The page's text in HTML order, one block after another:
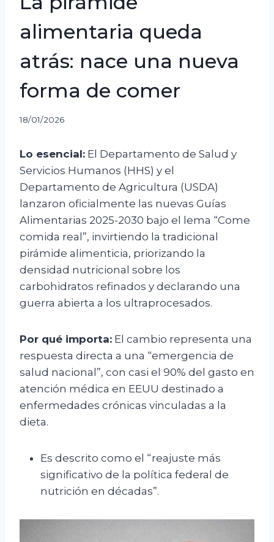
alimentaria queda
atrás: nace una nueva
forma de comer
18/01/2026
Lo esencial: El Departamento de Salud y
Servicios Humanos (HHS) y el
Departamento de Agricultura (USDA)
lanzaron oficialmente las nuevas Guías
Alimentarias 2025-2030 bajo el lema “Come
comida real”, invirtiendo la tradicional
pirámide alimenticia, priorizando la
densidad nutricional sobre los
carbohidratos refinados y declarando una
guerra abierta a los ultraprocesados.
Por qué importa: El cambio representa una
respuesta directa a una “emergencia de
salud nacional”, con casi el 90% del gasto en
atención médica en EEUU destinado a
enfermedades crónicas vinculadas a la
dieta.
Es descrito como el “reajuste más
significativo de la política federal de
nutrición en décadas”.